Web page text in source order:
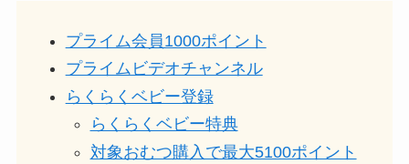
プライム会員1000ポイント
プライムビデオチャンネル
らくらくベビー登録
らくらくベビー特典
対象おむつ購入で最大5100ポイント